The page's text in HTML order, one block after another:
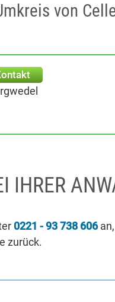
von
IHRER
0221 - 93 738 606an,
zurück.